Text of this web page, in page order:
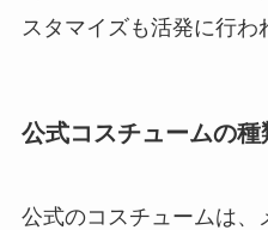
スタマイズも活発に行わ
公式コスチュームの
公式のコスチュームは、